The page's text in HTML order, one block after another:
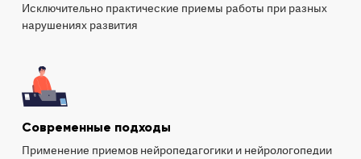
Исключительно практические приемы работы при разных
нарушениях развития
Современные подходы
Применение приемов нейропедагогики и нейрологопедии